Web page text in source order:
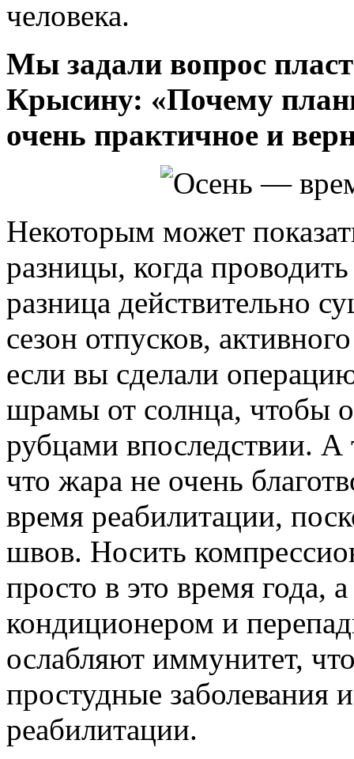
человека.
Мы задали вопрос
Крысину: «Почему
очень практичное и
Некоторым может
разницы, когда
разница действительно
сезон отпусков,
если вы сделали
шрамы от солнца, чтобы
рубцами впоследствии. А
что жара не очень
время реабилитации,
швов. Носить
просто в это время года,
кондиционером и
ослабляют иммунитет,
простудные заболевания
реабилитации.